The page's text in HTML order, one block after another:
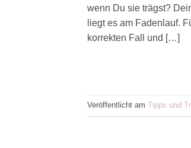
wenn Du sie trägst?
liegt es am Fadenlauf.
korrekten Fall und […]
Veröffentlicht am Tipps und